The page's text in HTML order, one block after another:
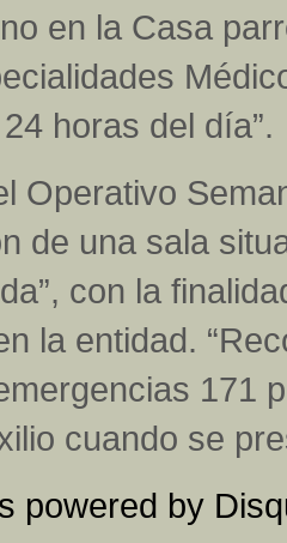
en la Casa
horas del día”.
Operativo
de una sala
con la
la entidad.
171
cuando se
powered by